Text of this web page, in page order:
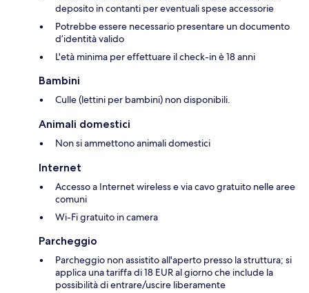
deposito in contanti per eventuali spese accessorie
Potrebbe essere necessario presentare un documento
d’identità valido
L'età minima per effettuare il check-in è 18 anni
Bambini
Culle (lettini per bambini) non disponibili.
Animali domestici
Non si ammettono animali domestici
Internet
Accesso a Internet wireless e via cavo gratuito nelle aree
comuni
Wi-Fi gratuito in camera
Parcheggio
Parcheggio non assistito all'aperto presso la struttura; si
applica una tariffa di 18 EUR al giorno che include la
possibilità di entrare/uscire liberamente